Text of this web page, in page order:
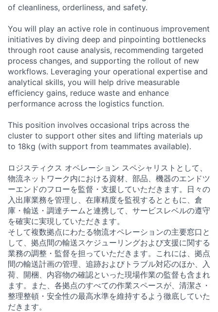
of cleanliness, orderliness, and safety.
You will play an active role in continuous improvement
initiatives by diving deep and pinpointing bottlenecks
through root cause analysis, recommending targeted
process changes, and supporting the rollout of new
workflows. Leveraging your operational expertise and
analytical skills, you will help drive measurable
efficiency gains, reduce waste and enhance
performance across the logistics function.
This position involves occasional trips across the
cluster to support other sites and lifting materials up
to 18kg (with support from teammates available).
ロジスティクス オペレーション スペシャリストとして、
物流ネットワーク内における資材、部品、機器のエンドツ
ーエンドのフローを監督・支援していただきます。日々の
入出庫業務を管理し、在庫精度を監視するとともに、倉
庫・輸送・調達チームと連携して、サービスレベルの遵守
を確実に実現していただきます。
そして複数拠点にわたる物流オペレーションの主要窓口と
して、拠点間の輸送スケジューリングおよび支援に関する
業務の調整・監督を担っていただきます。これには、拠点
間の輸送計画の管理、追跡およびトラブル対応のほか、入
荷、開梱、内容物の確認といった現場作業の監督も含まれ
ます。また、各拠点のすべての作業スペースが、清潔さ・
整理整頓・安全性の最高水準を維持するよう徹底していた
だきます。